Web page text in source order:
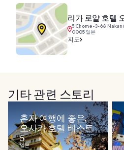
리가 로얄 호텔
5 Chome-3-68
0005 일본
지도
기타 관련 스토리
혼자 여행에 좋은,
오사카 호텔 베스트
5
일본